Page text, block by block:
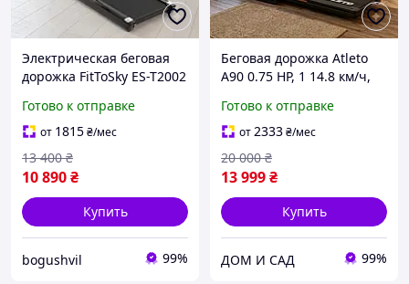
Электрическая беговая
дорожка FitToSky ES-T2002
дома профессиональная
до 100 кг
Готово к отправке
от 1815₴/мес
10 890₴
13 400 ₴
Купить
bogushvil 99%
Беговая дорожка Atleto
A90 0.75 HP, 1 14.8 км/ч,
складная, с гантелями и
массажером (до 110кг)
Готово к отправке
от2333₴/мес
13 999₴
20 000 ₴
Купить
ДОМ И САД 99%